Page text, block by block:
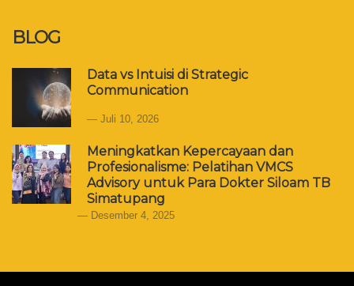
BLOG
Data vs Intuisi di Strategic
Communication
Juli 10, 2026
Meningkatkan Kepercayaan dan
Profesionalisme: Pelatihan VMCS
Advisory untuk Para Dokter Siloam TB
Simatupang
Desember 4, 2025